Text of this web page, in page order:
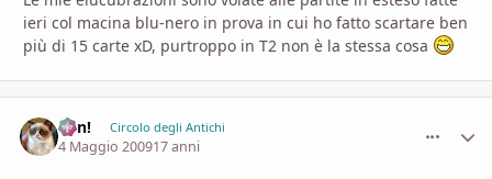
ieri col macina blu-nero in prova in cui ho fatto scartare ben
più di 15 carte xD, purtroppo in T2 non è la stessa cosa
Ren! Circolo degli Antichi
4 Maggio 200917 anni